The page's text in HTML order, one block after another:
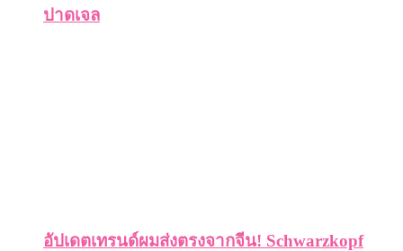
ปาดเจล
อัปเดตเทรนด์ผมส่งตรงจากจีน! Schwarzkopf